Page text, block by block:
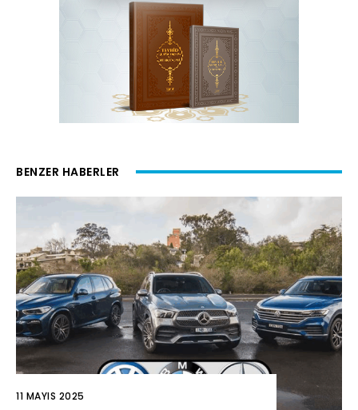
BENZER HABERLER
11 MAYIS 2025